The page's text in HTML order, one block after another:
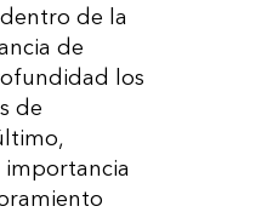
de la
de
los
de
importancia